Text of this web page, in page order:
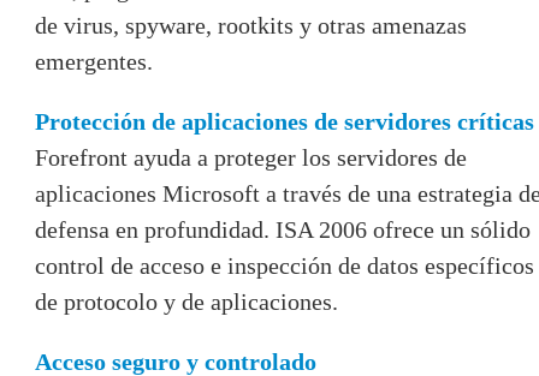
de virus, spyware, rootkits y otras amenazas
emergentes.
Protección de aplicaciones de servidores críticas
Forefront ayuda a proteger los servidores de
aplicaciones Microsoft a través de una estrategia
defensa en profundidad. ISA 2006 ofrece un sólido
control de acceso e inspección de datos específicos
de protocolo y de aplicaciones.
Acceso seguro y controlado